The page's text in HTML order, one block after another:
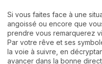
Si vous faites face à une
angoissé ou encore que
prendre vous remarquerez
Par votre rêve et ses
la voie à suivre, en
avancer dans la bonne